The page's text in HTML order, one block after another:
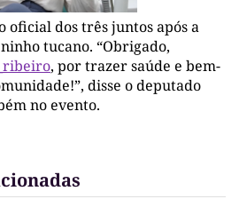
oficial dos três juntos após a
tucano. “Obrigado,
, por trazer saúde e bem-
disse o deputado
no evento.